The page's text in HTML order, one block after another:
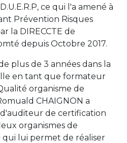
ce qui l'a amené à
Prévention Risques
la DIRECCTE de
depuis Octobre 2017.
plus de 3 années dans la
en tant que formateur
organisme de
CHAIGNON a
de certification
organismes de
qui lui permet de réaliser